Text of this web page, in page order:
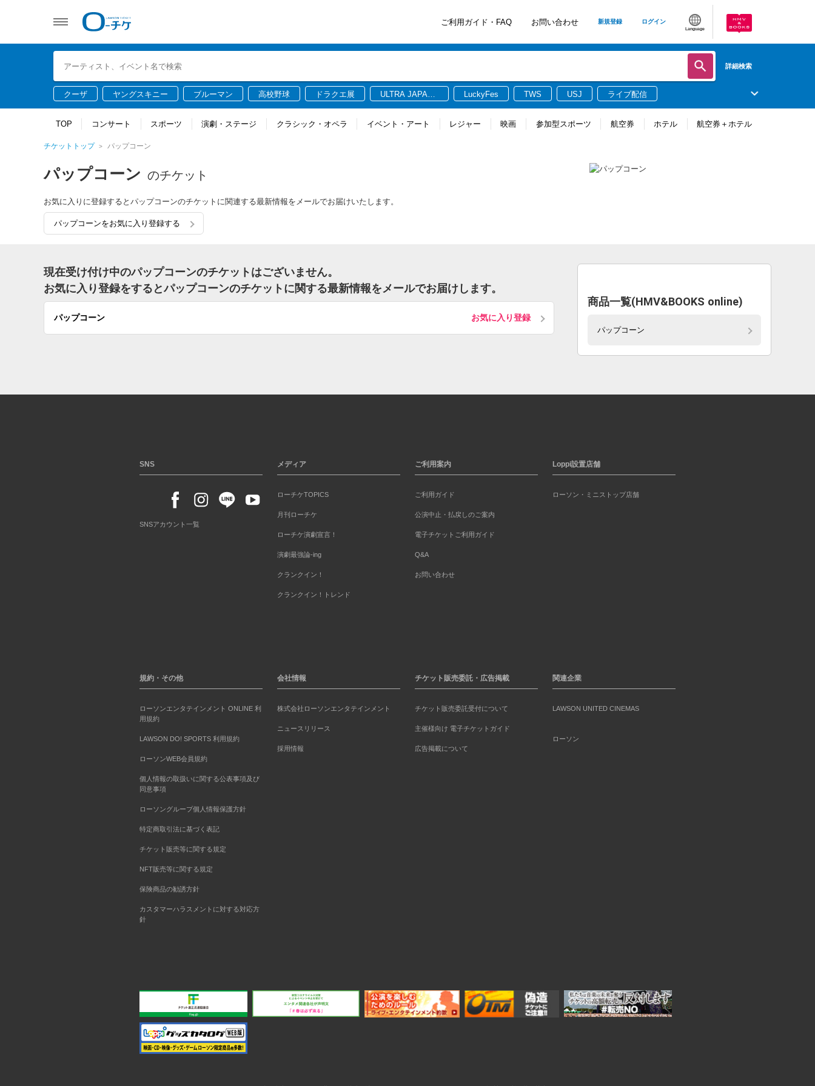
ご利用ガイド・FAQ お問い合わせ 新規登録 ログイン
Language
詳細検索
クーザ ヤングスキニー ブルーマン 高校野球 ドラクエ展
ULTRA JAPAN
LuckyFes TWS USJ ライブ配信
TOP コンサート スポーツ 演劇・ステージ クラシック・オペラ イベント・アート レジャー 映画 参加型スポーツ 航空券 ホテル 航空券＋ホテル
チケットトップ パップコーン
パップコーン のチケット
お気に入りに登録するとパップコーンのチケットに関連する最新情報をメールでお届けいたします。
パップコーンをお気に入り登録する
現在受け付け中のパップコーンのチケットはございません。
お気に入り登録をするとパップコーンのチケットに関する最新情報をメールでお届けします。
パップコーン お気に入り登録
商品一覧(HMV&BOOKS online)
パップコーン
SNS
SNSアカウント一覧
メディア
ローチケTOPICS
月刊ローチケ
ローチケ演劇宣言！
演劇最強論-ing
クランクイン！
クランクイン！トレンド
ご利用案内
ご利用ガイド
公演中止・払戻しのご案内
電子チケットご利用ガイド
Q&A
お問い合わせ
Loppi設置店舗
ローソン・ミニストップ店舗
規約・その他
ローソンエンタテインメント ONLINE 利
用規約
LAWSON DO! SPORTS 利用規約
ローソンWEB会員規約
個人情報の取扱いに関する公表事項及び
同意事項
ローソングループ個人情報保護方針
特定商取引法に基づく表記
チケット販売等に関する規定
NFT販売等に関する規定
保険商品の勧誘方針
カスタマーハラスメントに対する対応方
針
会社情報
株式会社ローソンエンタテインメント
ニュースリリース
採用情報
チケット販売委託・広告掲載
チケット販売委託受付について
主催様向け 電子チケットガイド
広告掲載について
関連企業
LAWSON UNITED CINEMAS
ローソン